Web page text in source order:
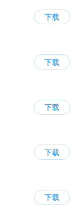
下载
下载
下载
下载
下载